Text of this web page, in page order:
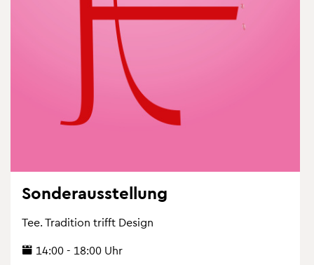
Son­der­aus­stel­lung
Tee. Tra­di­ti­on trifft De­sign
14:00 - 18:00 Uhr